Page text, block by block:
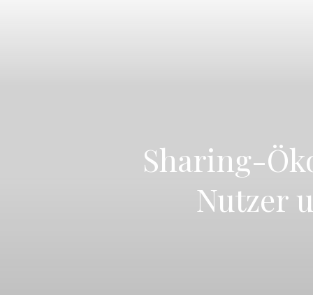
Sharing-
Nutzer